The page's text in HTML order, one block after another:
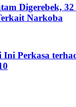
Digerebek,
Narkoba
Perkasa